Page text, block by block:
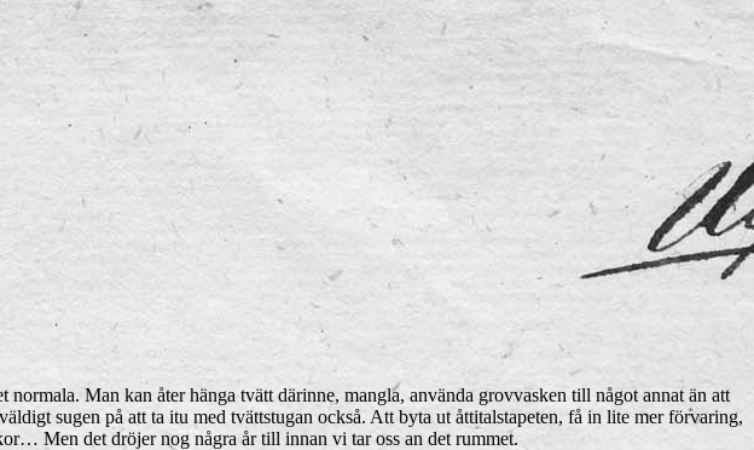
Man kan åter hänga tvätt därinne, mangla, använda grovvasken till något annat än att
sugen på att ta itu med tvättstugan också. Att byta ut åttitalstapeten, få in lite mer förvaring,
Men det dröjer nog några år till innan vi tar oss an det rummet.